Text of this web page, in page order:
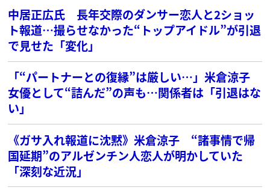
中居正広氏 長年交際のダンサー恋人と2ショッ
ト報道…撮らせなかった“トップアイドル”が引退
で見せた「変化」
「“パートナーとの復縁”は厳しい…」米倉涼子
女優として“詰んだ”の声も…関係者は「引退はな
い」
《ガサ入れ報道に沈黙》米倉涼子 “諸事情で帰
国延期”のアルゼンチン人恋人が明かしていた
「深刻な近況」